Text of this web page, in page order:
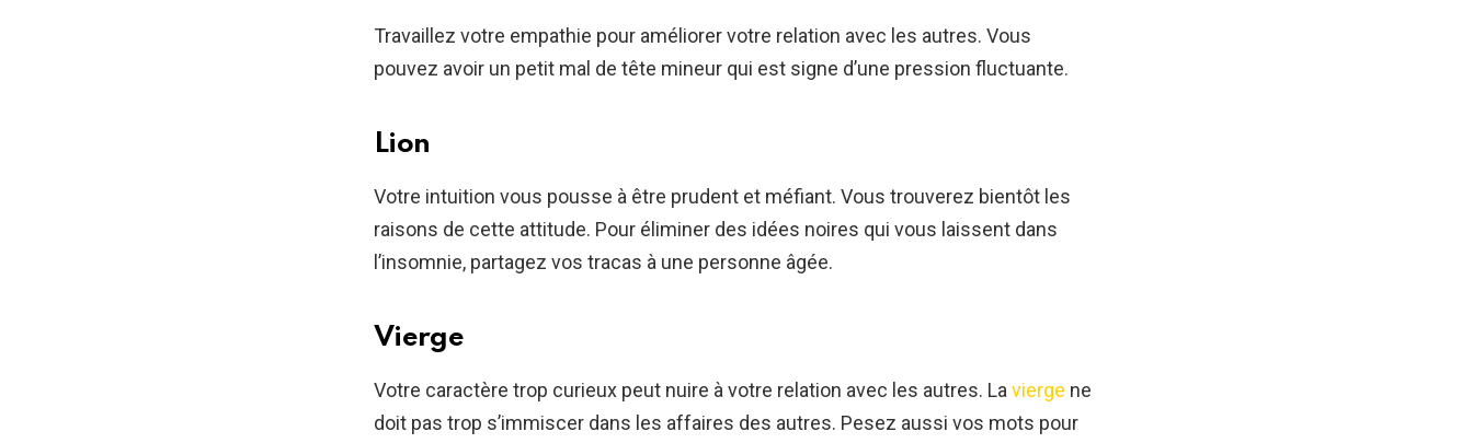
Travaillez votre empathie pour améliorer votre relation avec les autres. Vous
pouvez avoir un petit mal de tête mineur qui est signe d’une pression fluctuante.
Lion
Votre intuition vous pousse à être prudent et méfiant. Vous trouverez bientôt les
raisons de cette attitude. Pour éliminer des idées noires qui vous laissent dans
l’insomnie, partagez vos tracas à une personne âgée.
Vierge
Votre caractère trop curieux peut nuire à votre relation avec les autres. Lavierge ne
doit pas trop s’immiscer dans les affaires des autres. Pesez aussi vos mots pour